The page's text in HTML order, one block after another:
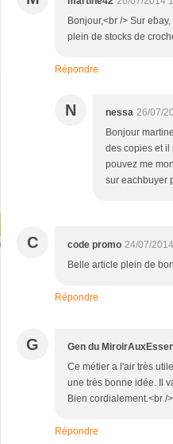
Bonjour,<br /> Sur
plein de stocks de
Répondre
N nessa 26/07/
Bonjour
des copies et il
pouvez me
sur eachbuyer
C code promo 24/07/
Belle article plein de
Répondre
G Gen du
Ce métier a l'air très
une très bonne idée. Il
Bien cordialement.<br /
Répondre